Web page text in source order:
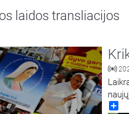
laidos transliacijos